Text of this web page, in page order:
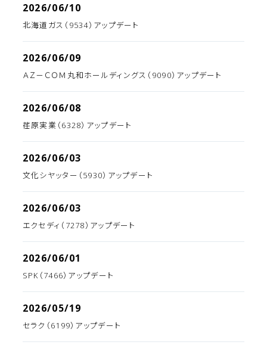
2026/06/10
北海道ガス（9534）アップデート
2026/06/09
ＡＺ－ＣＯＭ丸和ホールディングス（9090）アップデート
2026/06/08
荏原実業（6328）アップデート
2026/06/03
文化シヤッター（5930）アップデート
2026/06/03
エクセディ（7278）アップデート
2026/06/01
SPK（7466）アップデート
2026/05/19
セラク（6199）アップデート